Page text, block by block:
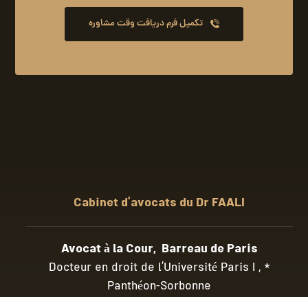
تکمیل فرم دریافت وقت مشاوره
Cabinet d’avocats du Dr FAALI
Avocat à la Cour, Barreau de Paris
* Docteur en droit de l’Université Paris I ,
Panthéon-Sorbonne